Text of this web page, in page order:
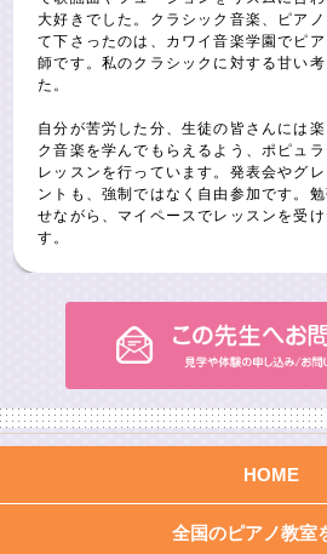
大好きでした。クラシック音楽、ピア
て下さったのは、カワイ音楽学園でピ
師です。私のクラシックに対する甘い
た。
自分が苦労した分、生徒の皆さんには
ク音楽を学んでもらえるよう、ポピュ
レッスンを行っています。発表会やグ
ントも、強制ではなく自由参加です。
せながら、マイペースでレッスンを受
す。
HOME
全国のピアノ教室